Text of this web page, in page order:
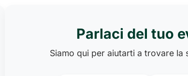
Parlaci del tuo
Siamo qui per aiutarti a trovare la